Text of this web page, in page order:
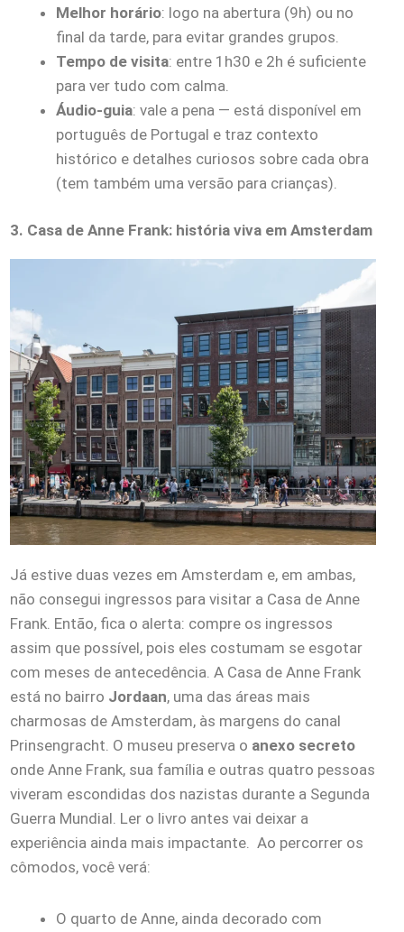
Melhor horário: logo na abertura (9h) ou no
final da tarde, para evitar grandes grupos.
Tempo de visita: entre 1h30 e 2h é suficiente
para ver tudo com calma.
Áudio-guia: vale a pena — está disponível em
português de Portugal e traz contexto
histórico e detalhes curiosos sobre cada obra
(tem também uma versão para crianças).
3. Casa de Anne Frank: história viva em Amsterdam
Já estive duas vezes em Amsterdam e, em ambas,
não consegui ingressos para visitar a Casa de Anne
Frank. Então, fica o alerta: compre os ingressos
assim que possível, pois eles costumam se esgotar
com meses de antecedência. A Casa de Anne Frank
está no bairro Jordaan, uma das áreas mais
charmosas de Amsterdam, às margens do canal
Prinsengracht. O museu preserva o anexo secreto
onde Anne Frank, sua família e outras quatro pessoas
viveram escondidas dos nazistas durante a Segunda
Guerra Mundial. Ler o livro antes vai deixar a
experiência ainda mais impactante. Ao percorrer os
cômodos, você verá:
O quarto de Anne, ainda decorado com